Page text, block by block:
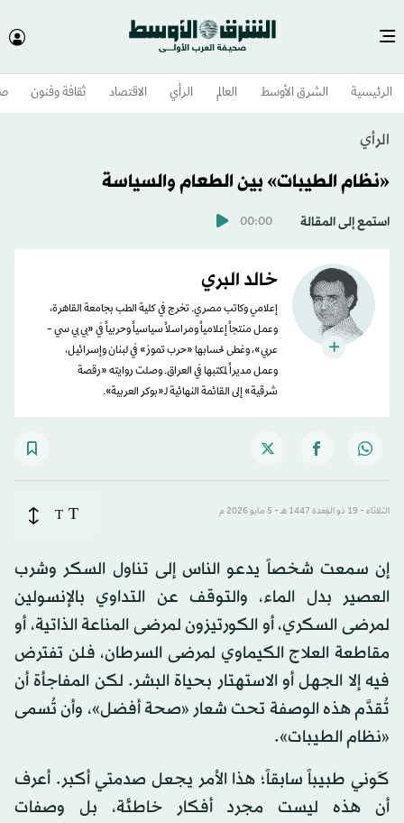
الرئيسية الشرق الأوسط​ العالم الرأي الاقتصاد ثقافة وفنون
الرأي
«نظام الطيبات» بين الطعام والسياسة
استمع إلى المقالة 00:00
خالد البري
إعلامي وكاتب مصري. تخرج في كلية الطب بجامعة القاهرة،
وعمل منتجاً إعلامياً ومراسلاً سياسياً وحربياً في «بي بي سي -
عربي»، وغطى لحسابها «حرب تموز» في لبنان وإسرائيل،
وعمل مديراً لمكتبها في العراق. وصلت روايته «رقصة
شرقية» إلى القائمة النهائية لـ«بوكر العربية».
الثلاثاء - 19 ذو القِعدة 1447 هـ - 5 مايو 2026 م T
T
إن سمعت شخصاً يدعو الناس إلى تناول السكر وشرب
العصير بدل الماء، والتوقف عن التداوي بالإنسولين
لمرضى السكري، أو الكورتيزون لمرضى المناعة الذاتية، أو
مقاطعة العلاج الكيماوي لمرضى السرطان، فلن تفترض
فيه إلا الجهل أو الاستهتار بحياة البشر. لكن المفاجأة أن
تُقدَّم هذه الوصفة تحت شعار «صحة أفضل»، وأن تُسمى
«نظام الطيبات».
كَوني طبيباً سابقاً؛ هذا الأمر يجعل صدمتي أكبر. أعرف
أن هذه ليست مجرد أفكار خاطئة، بل وصفات